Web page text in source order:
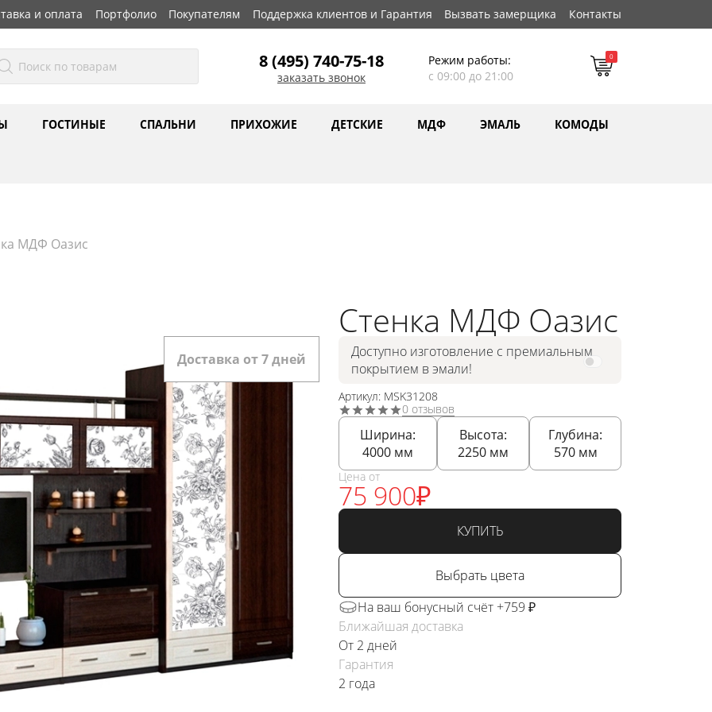
и оплата Портфолио Покупателям Поддержка клиентов и Гарантия Вызвать замерщика Контакты
8 (495) 740-75-18
заказать звонок
Режим работы:
с 09:00 до 21:00
0
ГОСТИНЫЕ СПАЛЬНИ ПРИХОЖИЕ ДЕТСКИЕ МДФ ЭМАЛЬ КОМОДЫ
МДФ Оазис
Доставка от 7 дней
Стенка МДФ Оазис
Доступно изготовление с премиальным
покрытием в эмали!
Артикул: MSK31208
0 отзывов
Ширина:
4000 мм
Высота:
2250 мм
Глубина:
570мм
Цена от
75 900₽
КУПИТЬ
Выбрать цвета
На ваш бонусный счёт +759 ₽
Ближайшая доставка
От 2 дней
Гарантия
2 года